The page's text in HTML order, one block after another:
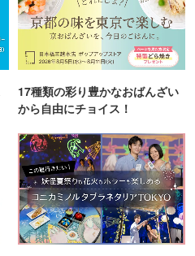
17種類の彩り豊かなおばんざい
から自由にチョイス！